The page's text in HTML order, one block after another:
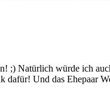
;) Natürlich würde ich
dafür! Und das Ehepaar